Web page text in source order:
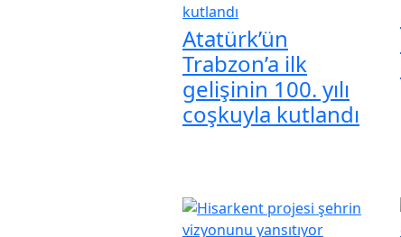
Atatürk’ün
Trabzon’a ilk
gelişinin 100. yılı
coşkuyla kutlandı